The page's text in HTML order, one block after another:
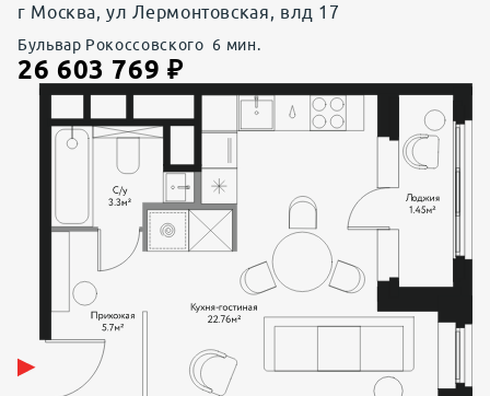
г Москва, ул Лермонтовская, влд 17
Бульвар Рокоссовского 6 мин.
26 603 769 ₽